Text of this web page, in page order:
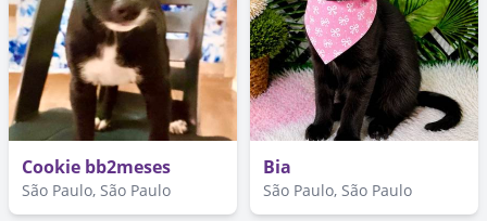
Cookie bb2meses
São Paulo, São Paulo
Bia
São Paulo, São Paulo